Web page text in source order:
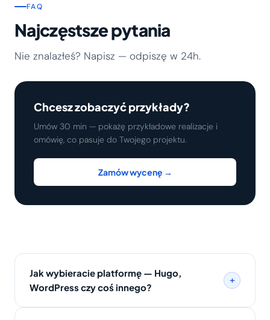
FAQ
Najczęstsze pytania
Nie znalazłeś? Napisz — odpiszę w 24h.
Chcesz zobaczyć przykłady?
Umów 30 min — pokażę przykładowe realizacje i
omówię, co pasuje do Twojego projektu.
Zamów wycenę →
Jak wybieracie platformę — Hugo,
WordPress czy coś innego?
+